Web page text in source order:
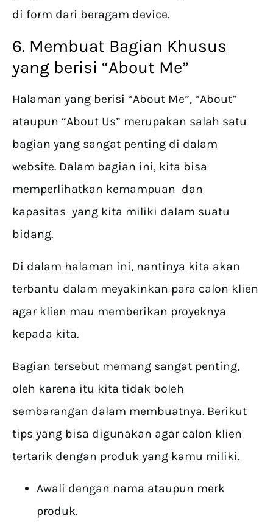
di form dari beragam device.
6. Membuat Bagian Khusus
yang berisi “About Me”
Halaman yang berisi “About Me”, “About”
ataupun “About Us” merupakan salah satu
bagian yang sangat penting di dalam
website. Dalam bagian ini, kita bisa
memperlihatkan kemampuan dan
kapasitas yang kita miliki dalam suatu
bidang.
Di dalam halaman ini, nantinya kita akan
terbantu dalam meyakinkan para calon klien
agar klien mau memberikan proyeknya
kepada kita.
Bagian tersebut memang sangat penting,
oleh karena itu kita tidak boleh
sembarangan dalam membuatnya. Berikut
tips yang bisa digunakan agar calon klien
tertarik dengan produk yang kamu miliki.
Awali dengan nama ataupun merk
produk.